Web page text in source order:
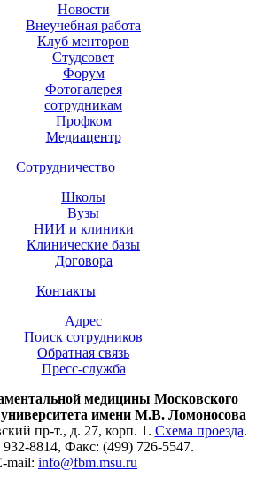
Новости
Внеучебная работа
Клуб менторов
Студсовет
Форум
Фотогалерея
сотрудникам
Профком
Медиацентр
Сотрудничество
Школы
Вузы
НИИ и клиники
Клинические базы
Договора
Контакты
Адрес
Поиск сотрудников
Обратная связь
Пресс-служба
медицины Московского
университета имени М.В. Ломоносова
пр-т., д. 27, корп. 1. Схема проезда.
932-8814, Факс: (499) 726-5547.
mail: info@fbm.msu.ru